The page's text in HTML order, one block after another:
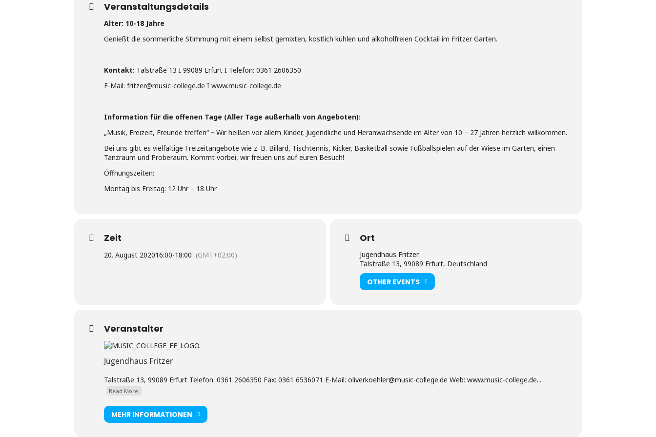
Veranstaltungsdetails
Alter: 10-18 Jahre
Genießt die sommerliche Stimmung mit einem selbst gemixten, köstlich kühlen und alkoholfreien Cocktail im Fritzer Garten.
Kontakt: Talstraße 13 I 99089 Erfurt I Telefon: 0361 2606350
E-Mail: fritzer@music-college.de I www.music-college.de
Information für die offenen Tage (Aller Tage außerhalb von Angeboten):
„Musik, Freizeit, Freunde treffen“ – Wir heißen vor allem Kinder, Jugendliche und Heranwachsende im Alter von 10 – 27 Jahren herzlich willkommen.
Bei uns gibt es vielfältige Freizeitangebote wie z. B. Billard, Tischtennis, Kicker, Basketball sowie Fußballspielen auf der Wiese im Garten, einen
Tanzraum und Proberaum. Kommt vorbei, wir freuen uns auf euren Besuch!
Öffnungszeiten:
Montag bis Freitag: 12 Uhr – 18 Uhr
Zeit
20. August 202016:00-18:00 (GMT+02:00)
Ort
Jugendhaus Fritzer
Talstraße 13, 99089 Erfurt, Deutschland
OTHER EVENTS
Veranstalter
Jugendhaus Fritzer
Talstraße 13, 99089 Erfurt Telefon: 0361 2606350 Fax: 0361 6536071 E-Mail: oliverkoehler@music-college.de Web: www.music-college.de...
Read More.
MEHR INFORMATIONEN